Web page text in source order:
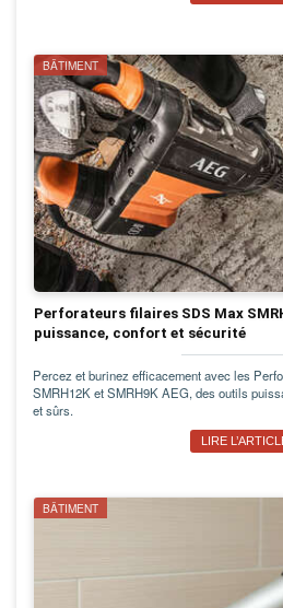
BÂTIMENT
Perforateurs filaires SDS Max
puissance, confort et sécurité
Percez et burinez efficacement avec les
SMRH12K et SMRH9K AEG, des outils
et sûrs.
LIRE
BÂTIMENT